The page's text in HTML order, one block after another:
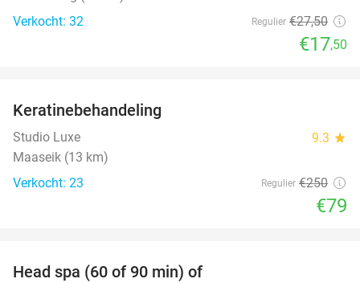
Verkocht: 32
Regulier €27,50
€17,50
Keratinebehandeling
Studio Luxe 9.3 star
Maaseik (13 km)
Verkocht: 23
Regulier €250
€79
Head spa (60 of 90 min) of